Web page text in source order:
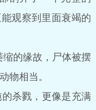
观察到里面衰竭的
的缘故，尸体被摆
物相当。
杀戮，更像是充满